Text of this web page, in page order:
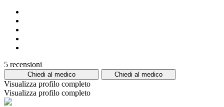
5 recensioni
Chiedi al medico Chiedi al medico
Visualizza profilo completo
Visualizza profilo completo